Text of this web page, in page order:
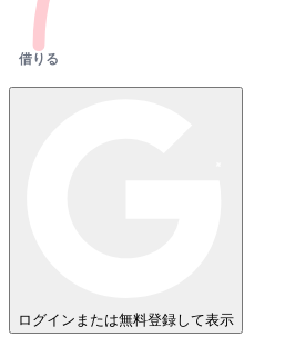
借りる
ログインまたは無料登録して表示